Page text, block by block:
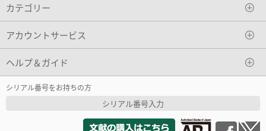
カテゴリー
アカウントサービス
ヘルプ＆ガイド
シリアル番号をお持ちの方
シリアル番号入力